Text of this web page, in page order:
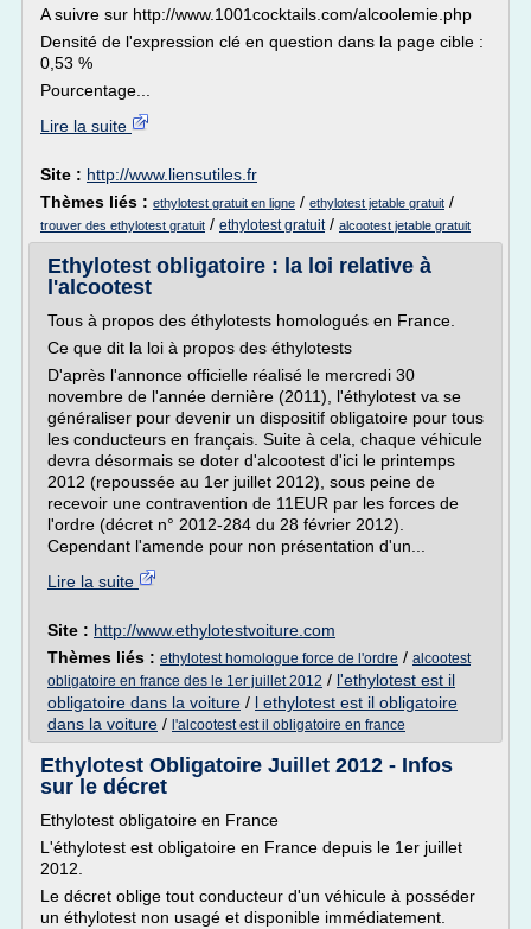
A suivre sur http://www.1001cocktails.com/alcoolemie.php
Densité de l'expression clé en question dans la page cible :
0,53 %
Pourcentage...
Lire la suite
Site : http://www.liensutiles.fr
Thèmes liés : ethylotest gratuit en ligne / ethylotest jetable gratuit /
trouver des ethylotest gratuit / ethylotest gratuit/ alcootest jetable gratuit
Ethylotest obligatoire : la loi relative à
l'alcootest
Tous à propos des éthylotests homologués en France.
Ce que dit la loi à propos des éthylotests
D'après l'annonce officielle réalisé le mercredi 30
novembre de l'année dernière (2011), l'éthylotest va se
généraliser pour devenir un dispositif obligatoire pour tous
les conducteurs en français. Suite à cela, chaque véhicule
devra désormais se doter d'alcootest d'ici le printemps
2012 (repoussée au 1er juillet 2012), sous peine de
recevoir une contravention de 11EUR par les forces de
l'ordre (décret n° 2012-284 du 28 février 2012).
Cependant l'amende pour non présentation d'un...
Lire la suite
Site : http://www.ethylotestvoiture.com
Thèmes liés : ethylotest homologue force de l'ordre / alcootest
obligatoire en france des le 1er juillet 2012 / l'ethylotest est il
obligatoire dans la voiture / l ethylotest est il obligatoire
dans la voiture / l'alcootest est il obligatoire en france
Ethylotest Obligatoire Juillet 2012 - Infos
sur le décret
Ethylotest obligatoire en France
L'éthylotest est obligatoire en France depuis le 1er juillet
2012.
Le décret oblige tout conducteur d'un véhicule à posséder
un éthylotest non usagé et disponible immédiatement.